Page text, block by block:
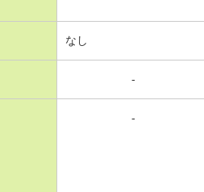
なし
-
-